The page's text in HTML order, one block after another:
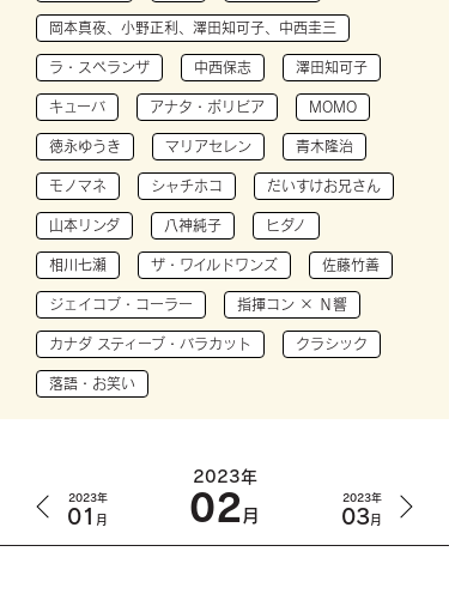
岡本真夜、小野正利、澤田知可子、中西圭三
ラ・スペランザ 中西保志 澤田知可子
キューバ アナタ・ボリビア MOMO
徳永ゆうき マリアセレン 青木隆治
モノマネ シャチホコ だいすけお兄さん
山本リンダ 八神純子 ヒダノ
相川七瀬 ザ・ワイルドワンズ 佐藤竹善
ジェイコブ・コーラー 指揮コン × Ｎ響
カナダ スティーブ・バラカット クラシック
落語・お笑い
2023年
01 月
2023年
02月
2023年
03月